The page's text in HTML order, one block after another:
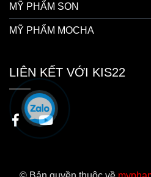
MỸ PHẨM SON
MỸ PHẨM MOCHA
LIÊN KẾT VỚI KIS22